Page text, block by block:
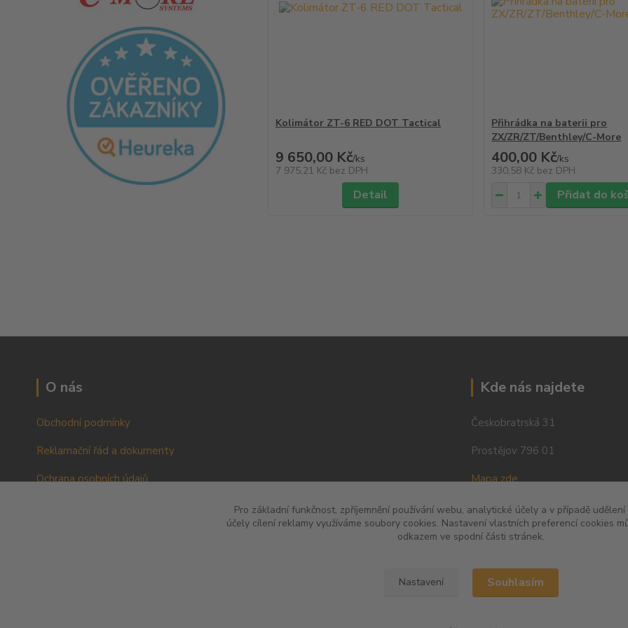
Kolimátor ZT-6 RED DOT Tactical
9 650,00 Kč/ks
7 975,21 Kč bez DPH
Detail
Přihrádka na baterii pro
ZX/ZR/ZT/Benthley/C-More
400,00 Kč/ks
330,58 Kč bez DPH
Přidat do
O nás
Obchodní podmínky
Reklamační řád a dokumenty
Ochrana osobních údajů
Kde nás najdete
Českobratrská 31
Prostějov 796 01
Mapa zde
Pro základní funkčnost, zpříjemnění používání webu, analytické účely a v případě
účely cílení reklamy využíváme soubory cookies. Nastavení vlastních preferencí cookies
odkazem ve spodní části stránek.
Nastavení Souhlasím